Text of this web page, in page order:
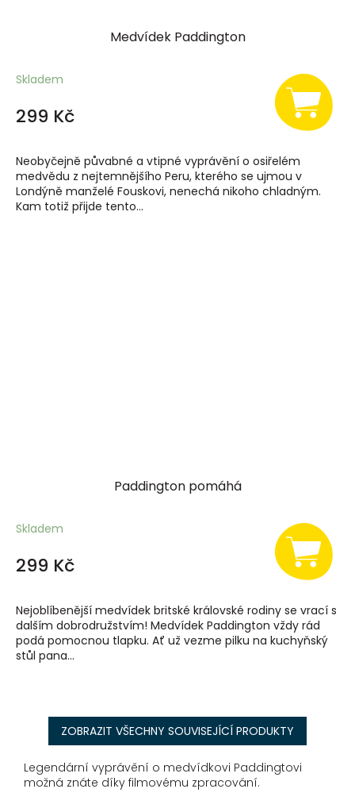
Medvídek Paddington
Skladem
299 Kč
Neobyčejně půvabné a vtipné vyprávění o osiřelém
medvědu z nejtemnějšího Peru, kterého se ujmou v
Londýně manželé Fouskovi, nenechá nikoho chladným.
Kam totiž přijde tento...
Paddington pomáhá
Skladem
299 Kč
Nejoblíbenější medvídek britské královské rodiny se vrací s
dalším dobrodružstvím! Medvídek Paddington vždy rád
podá pomocnou tlapku. Ať už vezme pilku na kuchyňský
stůl pana...
ZOBRAZIT VŠECHNY SOUVISEJÍCÍ PRODUKTY
Legendární vyprávění o medvídkovi Paddingtovi
možná znáte díky filmovému zpracování.